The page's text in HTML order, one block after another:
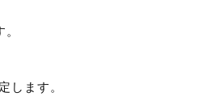
します。